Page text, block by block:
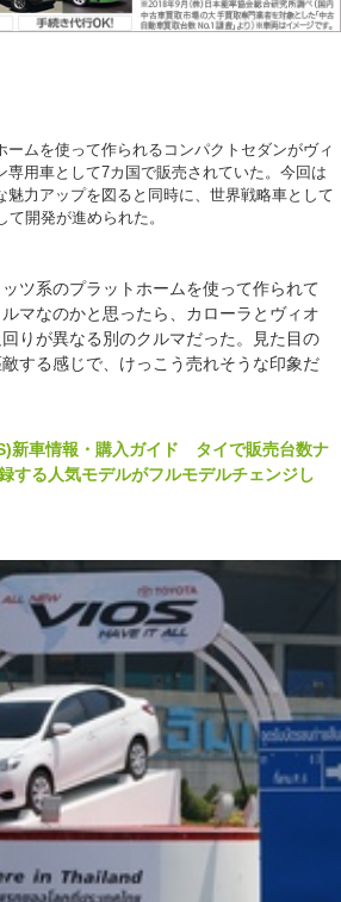
ムを使って作られるコンパクトセダンがヴィ
専用車として7カ国で販売されていた。今回は
魅力アップを図ると同時に、世界戦略車として
開発が進められた。
ツ系のプラットホームを使って作られて
マなのかと思ったら、カローラとヴィオ
りが異なる別のクルマだった。見た目の
する感じで、けっこう売れそうな印象だ
新車情報・購入ガイド タイで販売台数ナ
する人気モデルがフルモデルチェンジし